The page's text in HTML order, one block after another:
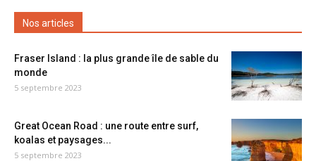
Nos articles
Fraser Island : la plus grande île de sable du
monde
5 septembre 2023
Great Ocean Road : une route entre surf,
koalas et paysages...
5 septembre 2023